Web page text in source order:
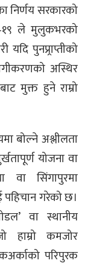
निर्णय सरकारको
ले मुलुकभरको
पुनप्र्राप्तीको
अस्थिर
मुक्त हुने राम्रो
बोल्ने अश्लीलता
योजना वा
वा सिंगापुरमा
गरेको छ।
वा स्थानीय
हाम्रो कमजोर
परिपुरक